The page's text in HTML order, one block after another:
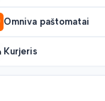
Omniva paštomatai
Kurjeris